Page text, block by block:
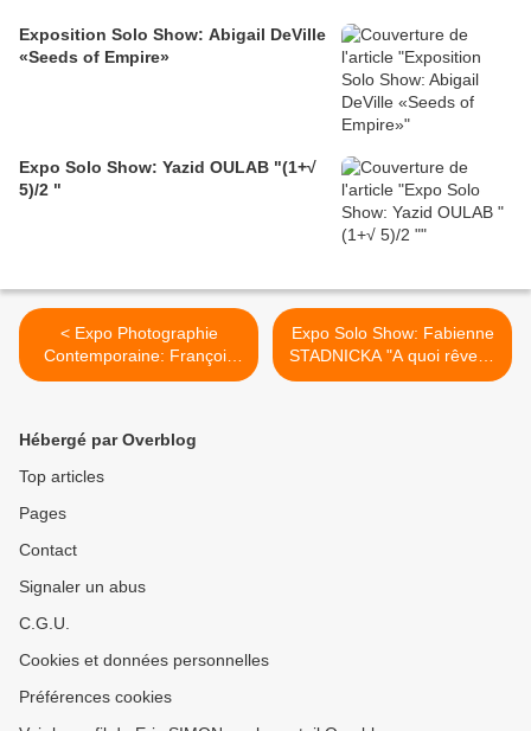
Exposition Solo Show: Abigail DeVille
«Seeds of Empire»
Expo Solo Show: Yazid OULAB "(1+√
5)/2 "
< Expo Photographie
Contemporaine: François
KOLLAR "UN OUVRIER DU
Expo Solo Show: Fabienne
STADNICKA "A quoi rêve la
tôle rouillée" >
Hébergé par Overblog
Top articles
Pages
Contact
Signaler un abus
C.G.U.
Cookies et données personnelles
Préférences cookies